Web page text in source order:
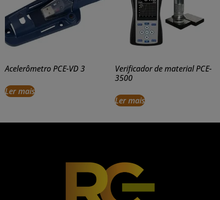
Acelerômetro PCE-VD 3
Ler mais
Verificador de material PCE-
3500
Ler mais